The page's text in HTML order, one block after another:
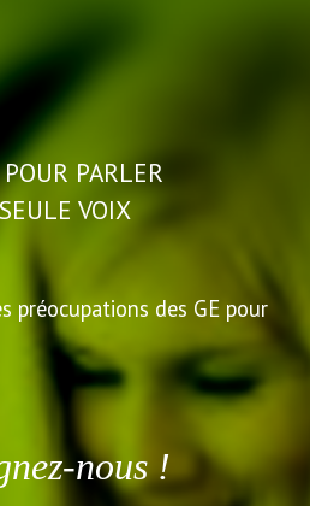
PARLER
VOIX
préocupations des GE pour
nous !